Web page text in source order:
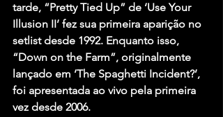
tarde, “Pretty Tied Up” de ‘Use Your
Illusion II’ fez sua primeira aparição no
setlist desde 1992. Enquanto isso,
“Down on the Farm”, originalmente
lançado em ‘The Spaghetti Incident?’,
foi apresentada ao vivo pela primeira
vez desde 2006.